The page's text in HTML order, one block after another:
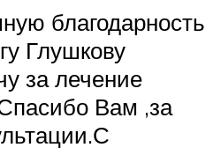
благодарность
Глушкову
за лечение
Вам ,за